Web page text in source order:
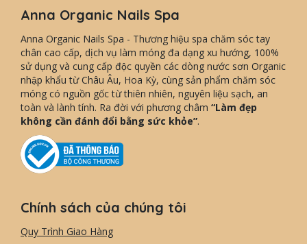
Anna Organic Nails Spa
Anna Organic Nails Spa - Thương hiệu spa chăm sóc tay
chân cao cấp, dịch vụ làm móng đa dạng xu hướng, 100%
sử dụng và cung cấp độc quyền các dòng nước sơn Organic
nhập khẩu từ Châu Âu, Hoa Kỳ, cùng sản phẩm chăm sóc
móng có nguồn gốc từ thiên nhiên, nguyên liệu sạch, an
toàn và lành tính. Ra đời với phương châm “Làm đẹp
không cần đánh đổi bằng sức khỏe”.
Chính sách của chúng tôi
Quy Trình Giao Hàng